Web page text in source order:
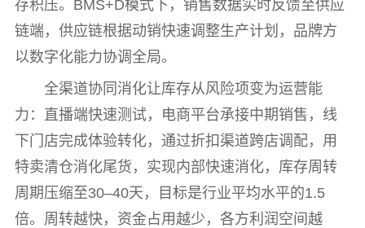
存积压。BMS+D模式下，销售数据实时反馈至供应
链端，供应链根据动销快速调整生产计划，品牌方
以数字化能力协调全局。
全渠道协同消化让库存从风险项变为运营能
力：直播端快速测试，电商平台承接中期销售，线
下门店完成体验转化，通过折扣渠道跨店调配，用
特卖清仓消化尾货，实现内部快速消化，库存周转
周期压缩至30–40天，目标是行业平均水平的1.5
倍。周转越快，资金占用越少，各方利润空间越